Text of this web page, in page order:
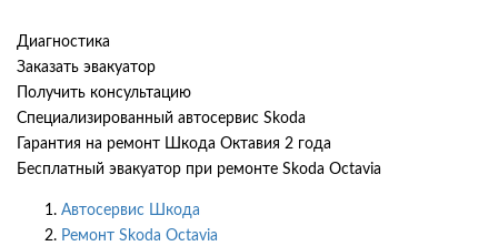
Диагностика
Заказать эвакуатор
Получить консультацию
Специализированный автосервис Skoda
Гарантия на ремонт Шкода Октавия 2 года
Бесплатный эвакуатор при ремонте Skoda Octavia
Автосервис Шкода
Ремонт Skoda Octavia